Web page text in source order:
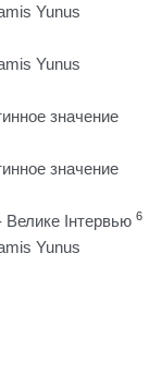
Yunus
Yunus
значение
значение
Інтервью 6
Yunus